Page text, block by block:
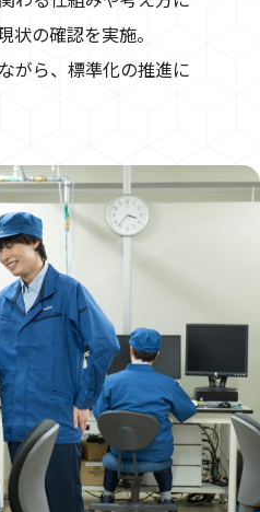
状の確認を実施。
がら、標準化の推進に